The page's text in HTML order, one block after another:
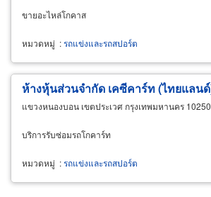
ขายอะไหล่โกคาส
หมวดหมู่ :รถแข่งและรถสปอร์ต
ห้างหุ้นส่วนจำกัด เคซีคาร์ท (ไทยแลน
แขวงหนองบอน เขตประเวศ กรุงเทพมหานคร 10250
บริการรับซ่อมรถโกคาร์ท
หมวดหมู่ :รถแข่งและรถสปอร์ต